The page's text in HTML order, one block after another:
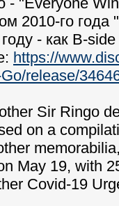
2010-го года
- как B-
https://
release/
Sir Ringo
on a
May 19, with
Covid-19